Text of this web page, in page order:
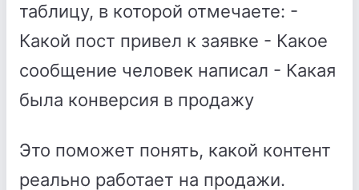
таблицу, в которой отмечаете: -
Какой пост привел к заявке - Какое
сообщение человек написал - Какая
была конверсия в продажу
Это поможет понять, какой контент
реально работает на продажи.